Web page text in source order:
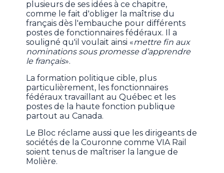
plusieurs de ses idées à ce chapitre,
comme le fait d'obliger la maîtrise du
français dès l'embauche pour différents
postes de fonctionnaires fédéraux. Il a
souligné qu'il voulait ainsi «mettre fin aux
nominations sous promesse d’apprendre
le français».
La formation politique cible, plus
particulièrement, les fonctionnaires
fédéraux travaillant au Québec et les
postes de la haute fonction publique
partout au Canada.
Le Bloc réclame aussi que les dirigeants de
sociétés de la Couronne comme VIA Rail
soient tenus de maîtriser la langue de
Molière.